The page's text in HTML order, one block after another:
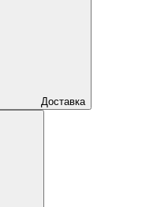
Доставка